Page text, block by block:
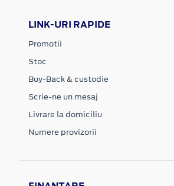
LINK-URI RAPIDE
Promotii
Stoc
Buy-Back & custodie
Scrie-ne un mesaj
Livrare la domiciliu
Numere provizorii